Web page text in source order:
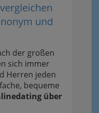
und
der großen
sich immer
Herren jeden
bequeme
über